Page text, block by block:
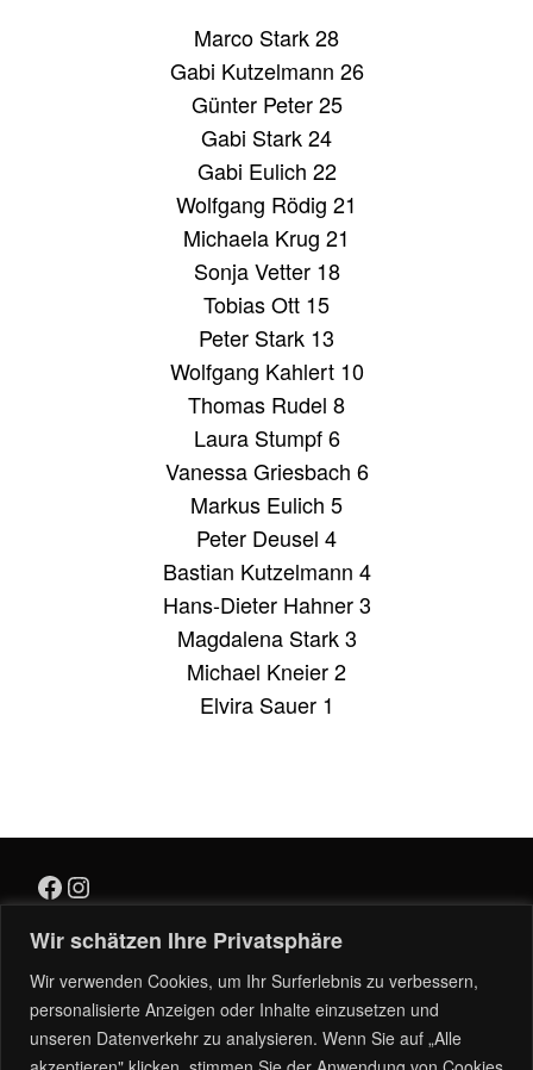
Wir schätzen Ihre Privatsphäre
Wir verwenden Cookies, um Ihr Surferlebnis zu verbessern,
personalisierte Anzeigen oder Inhalte einzusetzen und
unseren Datenverkehr zu analysieren. Wenn Sie auf „Alle
Marco Stark 28
Gabi Kutzelmann 26
Günter Peter 25
Gabi Stark 24
Gabi Eulich 22
Wolfgang Rödig 21
Michaela Krug 21
Sonja Vetter 18
Tobias Ott 15
Peter Stark 13
Wolfgang Kahlert 10
Thomas Rudel 8
Laura Stumpf 6
Vanessa Griesbach 6
Markus Eulich 5
Peter Deusel 4
Bastian Kutzelmann 4
Hans-Dieter Hahner 3
Magdalena Stark 3
Michael Kneier 2
Elvira Sauer 1
Menü
Impressum
Datenschutz